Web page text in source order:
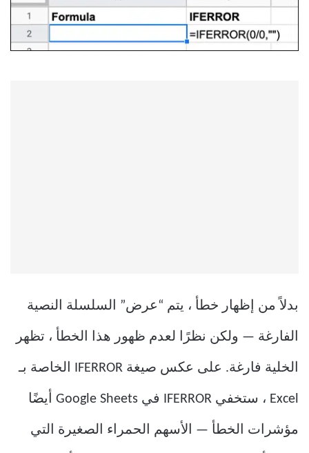
بدلاً من إظهار خطأ ، يتم “عرض” السلسلة النصية
الفارغة — ولكن نظرًا لعدم ظهور هذا الخطأ ، تظهر
الخلية فارغة. على عكس صيغة IFERROR الخاصة بـ
Excel ، ستخفي IFERROR في Google Sheets أيضًا
مؤشرات الخطأ — الأسهم الحمراء الصغيرة التي